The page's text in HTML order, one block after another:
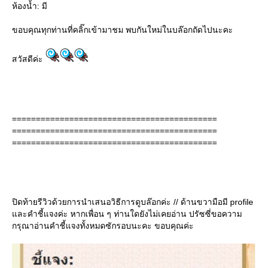
ห้องน้ำ: มี
ขอบคุณทุกท่านที่คลิ๊กเข้ามาชม พบกันใหม่ในบล๊อกถัดไปนะคะ
สวัสดีค่ะ
===========================================
===========================================
===========================================
ปิดท้ายรีวิวด้วยการนำเสนอวิธีการดูบล๊อกค่ะ // ด้านขวามือมี profile
ละคำชี้แจงค่ะ หากเพื่อน ๆ ท่านใดยังไม่เคยอ่าน ปรัซซี่ขอความ
กรุณาอ่านคำชี้แจงทั้งหมดซักรอบนะคะ ขอบคุณค่ะ